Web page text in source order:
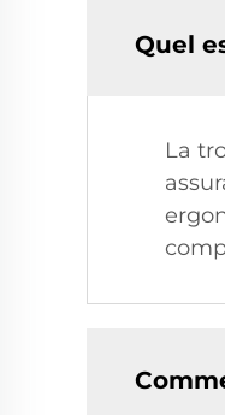
Quel
La